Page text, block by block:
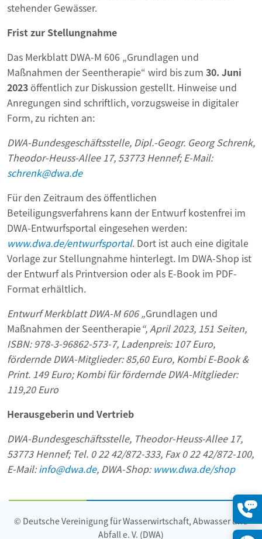
stehender Gewässer.
Frist zur Stellungnahme
Das Merkblatt DWA-M 606 „Grundlagen und
Maßnahmen der Seentherapie“ wird bis zum 30. Juni
2023öffentlich zur Diskussion gestellt. Hinweise und
Anregungen sind schriftlich, vorzugsweise in digitaler
Form, zu richten an:
DWA-Bundesgeschäftsstelle, Dipl.-Geogr. Georg Schrenk,
Theodor-Heuss-Allee 17, 53773 Hennef;E-Mail:
schrenk@dwa.de
Für den Zeitraum des öffentlichen
Beteiligungsverfahrens kann der Entwurf kostenfrei im
DWA-Entwurfsportal eingesehen werden:
www.dwa.de/entwurfsportal. Dort ist auch eine digitale
Vorlage zur Stellungnahme hinterlegt. Im DWA-Shop ist
der Entwurf als Printversion oder als E-Book im PDF-
Format erhältlich.
Entwurf Merkblatt DWA-M 606 „Grundlagen und
Maßnahmen der Seentherapie“, April 2023, 151 Seiten,
ISBN: 978-3-96862-573-7, Ladenpreis: 107 Euro,
fördernde DWA-Mitglieder: 85,60 Euro, Kombi E-Book &
Print. 149 Euro; Kombi für fördernde DWA-Mitglieder:
119,20 Euro
Herausgeberin und Vertrieb
DWA-Bundesgeschäftsstelle, Theodor-Heuss-Allee 17,
53773 Hennef; Tel. 0 22 42/872-333, Fax 0 22 42/872-100,
E-Mail:info@dwa.de, DWA-Shop: www.dwa.de/shop
© Deutsche Vereinigung für Wasserwirtschaft, Abwasser und
Abfall e. V. (DWA)